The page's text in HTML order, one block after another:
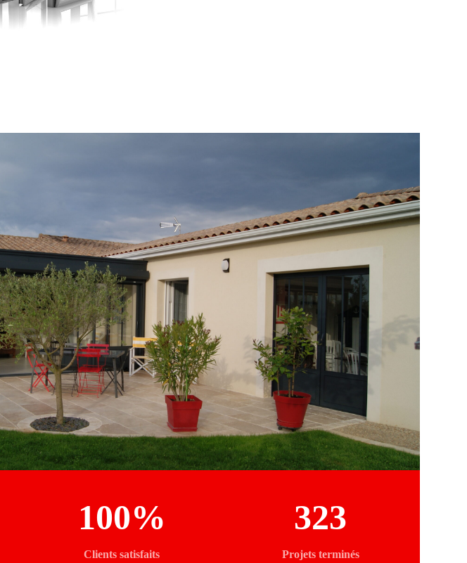
Clients satisfaits
100%
Projets terminés
323